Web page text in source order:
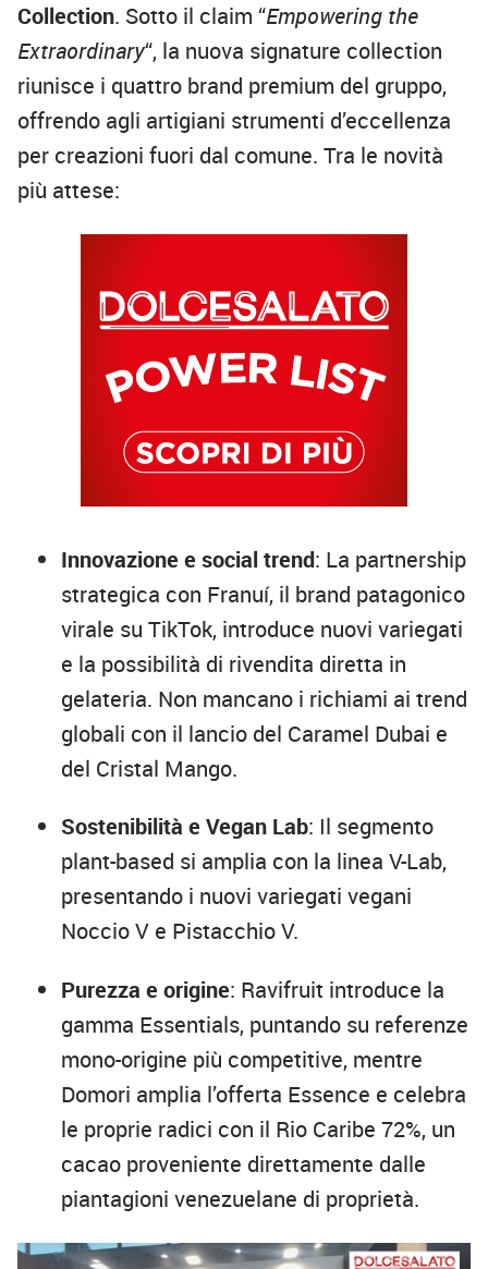
Collection. Sotto il claim “Empowering the
Extraordinary“, la nuova signature collection
riunisce i quattro brand premium del gruppo,
offrendo agli artigiani strumenti d’eccellenza
per creazioni fuori dal comune. Tra le novità
più attese:
Innovazione e social trend: La partnership
strategica con Franuí, il brand patagonico
virale su TikTok, introduce nuovi variegati
e la possibilità di rivendita diretta in
gelateria. Non mancano i richiami ai trend
globali con il lancio del Caramel Dubai e
del Cristal Mango.
Sostenibilità e Vegan Lab: Il segmento
plant-based si amplia con la linea V-Lab,
presentando i nuovi variegati vegani
Noccio V e Pistacchio V.
Purezza e origine: Ravifruit introduce la
gamma Essentials, puntando su referenze
mono-origine più competitive, mentre
Domori amplia l’offerta Essence e celebra
le proprie radici con il Rio Caribe 72%, un
cacao proveniente direttamente dalle
piantagioni venezuelane di proprietà.